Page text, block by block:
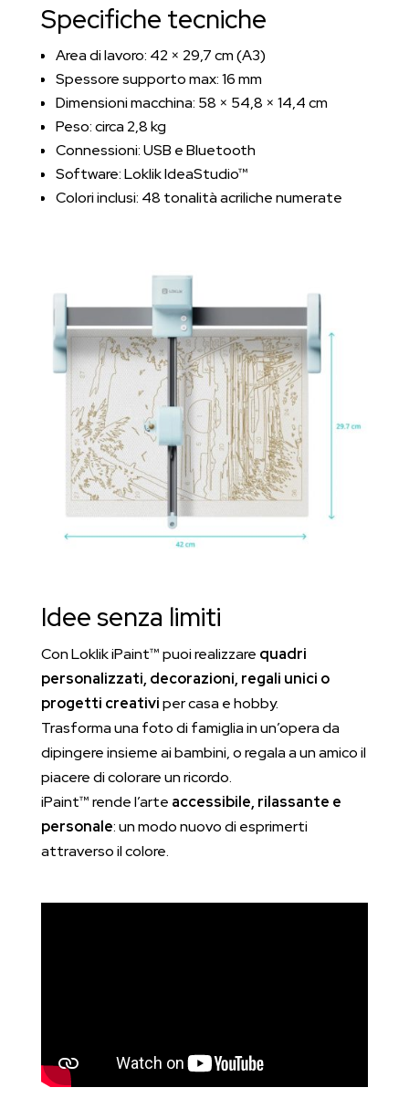
Specifiche tecniche
Area di lavoro: 42 × 29,7 cm (A3)
Spessore supporto max: 16 mm
Dimensioni macchina: 58 × 54,8 × 14,4 cm
Peso: circa 2,8 kg
Connessioni: USB e Bluetooth
Software: Loklik IdeaStudio™
Colori inclusi: 48 tonalità acriliche numerate
Idee senza limiti
Con Loklik iPaint™ puoi realizzare quadri
personalizzati, decorazioni, regali unici o
progetti creativiper casa e hobby.
Trasforma una foto di famiglia in un’opera da
dipingere insieme ai bambini, o regala a un amico il
piacere di colorare un ricordo.
iPaint™ rende l’arte accessibile, rilassante e
personale: un modo nuovo di esprimerti
attraverso il colore.